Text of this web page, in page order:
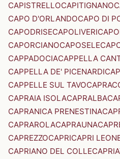
CAPISTRELLOCAPITIGNANO
CAPO D'ORLANDOCAPO DI
CAPODRISECAPOLIVERI
CAPORCIANOCAPOSELE
CAPPADOCIACAPPELLA
CAPPELLA DE' PICENARDI
CAPPELLE SUL TAVO
CAPRAIA ISOLACAPRALBA
CAPRANICA PRENESTINA
CAPRAROLACAPRAUNA
CAPREZZOCAPRICAPRI
CAPRIANO DEL COLLE